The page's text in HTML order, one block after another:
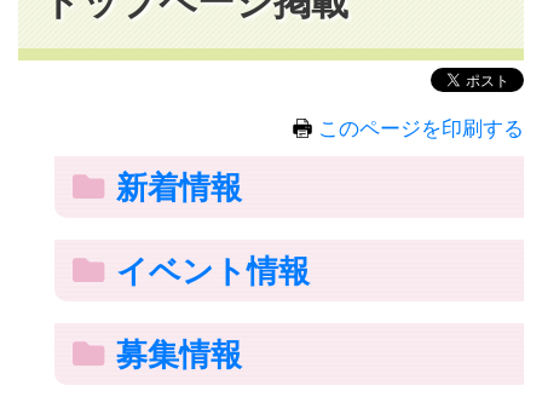
このページを印刷する
新着情報
イベント情報
募集情報